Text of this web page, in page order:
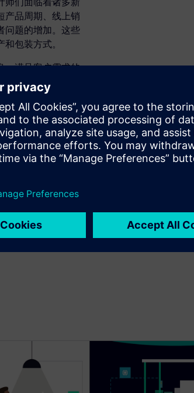
产品周期、线上销
问题的增加。这些
包装方式。
、满足客户需求的
苛要求、客户是
计新包装并对产
的时间、资金和资
带来的问题、品牌
装设计解决方案。